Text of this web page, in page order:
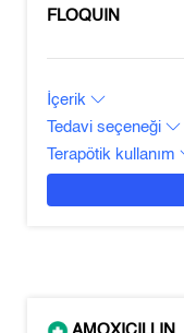
FLOQUIN
İçerik
Tedavi seçeneği
Terapötik kullanım